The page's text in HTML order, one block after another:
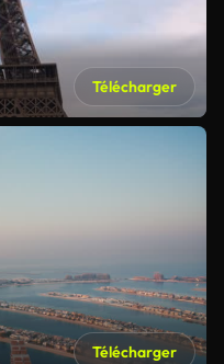
Télécharger
Télécharger